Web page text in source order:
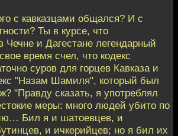
с кавказцами общался? И с
Ты в курсе, что
Чечне и Дагестане легендарный
время счел, что кодекс
суров для горцев Кавказа и
"Назам Шамиля", который был
"Правду сказать, я употреблял
меры: много людей убито по
Бил я и шатоевцев, и
и ичкерийцев; но я бил их